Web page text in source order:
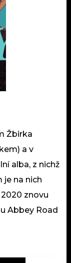
Žbirka
a v
alba, z nichž
je na nich
znovu
Abbey Road